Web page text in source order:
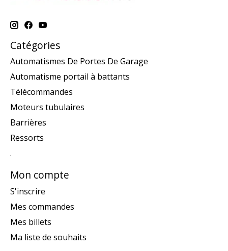
Catégories
Automatismes De Portes De Garage
Automatisme portail à battants
Télécommandes
Moteurs tubulaires
Barrières
Ressorts
.
Mon compte
S'inscrire
Mes commandes
Mes billets
Ma liste de souhaits